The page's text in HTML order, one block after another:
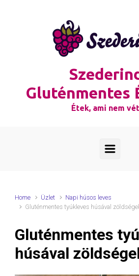
Gluténmentes
Étek, ami nem
Home Üzlet
Napi húsos leves
Gluténmentes tyúkleves húsával
Gluténmentes
húsával